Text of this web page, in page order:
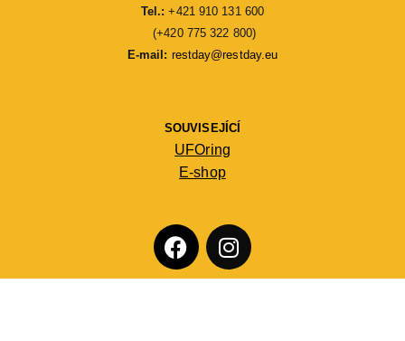
Tel.: +421 910 131 600
(+420 775 322 800)
E-mail: restday@restday.eu
SOUVISEJÍCÍ
UFOring
E-shop